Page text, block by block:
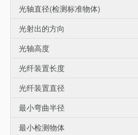
光轴直径(检测标准物体)
光射出的方向
光轴高度
光纤装置长度
光纤装置直径
最小弯曲半径
最小检测物体